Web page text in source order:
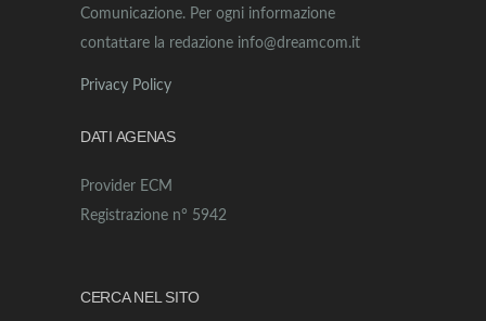
Comunicazione. Per ogni informazione
contattare la redazione info@dreamcom.it
Privacy Policy
DATI AGENAS
Provider ECM
Registrazione n° 5942
CERCA NEL SITO